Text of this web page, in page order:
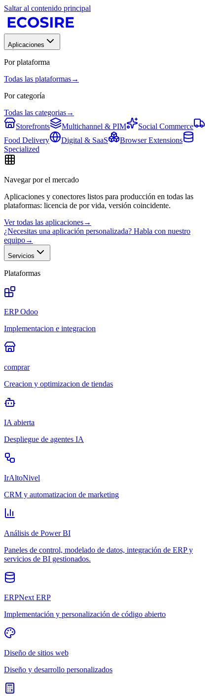
Saltar al contenido principal
Aplicaciones
Por plataforma
Todas las plataformas→
Por categoría
Todas las categorias→
Storefronts
Multichannel & PIM
Social Commerce
Food Delivery
Digital & SaaS
Browser Extensions
Specialized
Navegar por el mercado
Aplicaciones y conectores listos para producción en todas las
plataformas: licencia de por vida, versión coincidente.
Ver todas las aplicaciones→
¿Necesitas una aplicación personalizada? Habla con nuestro
equipo→
Servicios
Plataformas
ERP Odoo
Implementacion e integracion
comprar
Creacion y optimizacion de tiendas
IA abierta
Despliegue de agentes IA
IrAltoNivel
CRM y automatizacion de marketing
Análisis de Power BI
Paneles de control, modelado de datos, integración de ERP y
servicios de BI gestionados.
ERPNext ERP
Implementación y personalización de código abierto
Diseño de sitios web
Diseño y desarrollo personalizados